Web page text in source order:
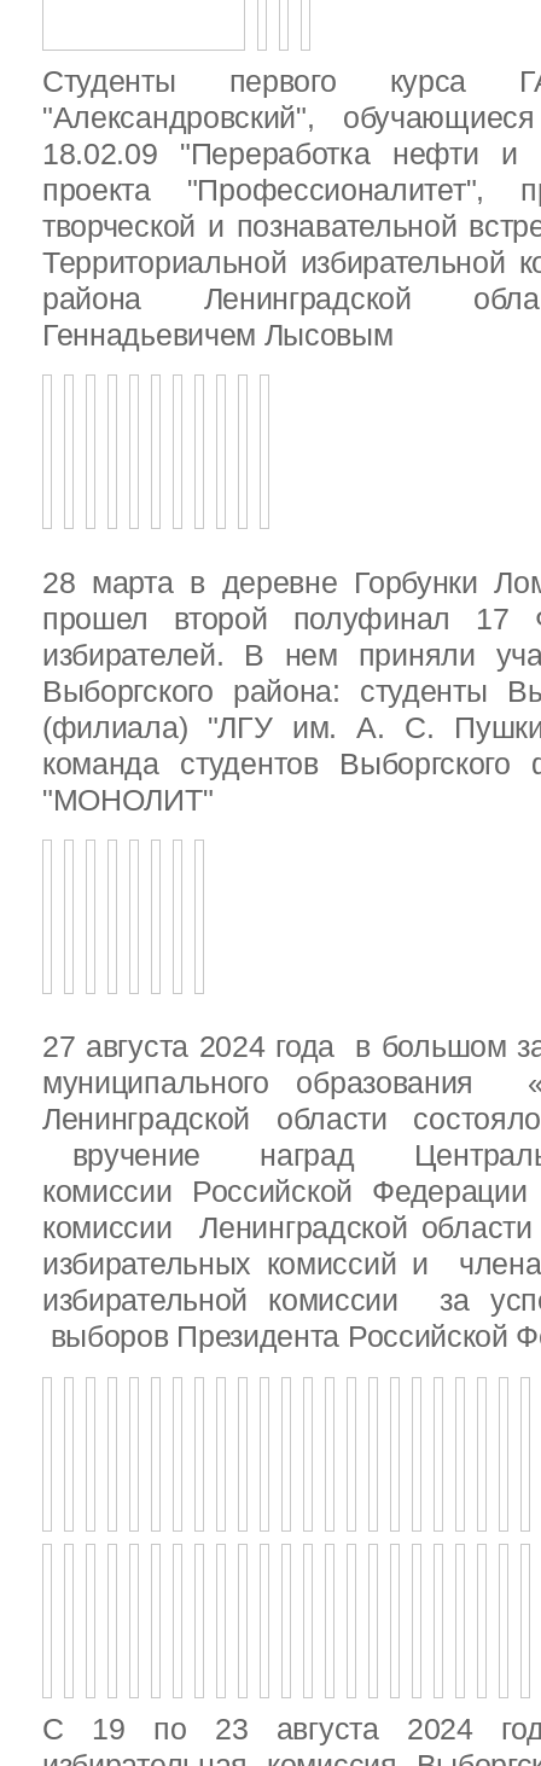
Студенты первого
"Александровский",
18.02.09 "Переработка нефти и
проекта "Профессионалитет",
творческой и познавательной
Территориальной избирательной
района Ленинградской
Геннадьевичем Лысовым
28 марта в деревне Горбунки
прошел второй полуфинал 17
избирателей. В нем приняли
Выборгского района: студенты
(филиала) "ЛГУ им. А. С.
команда студентов
"МОНОЛИТ"
27 августа 2024 года в большом
муниципального образования
Ленинградской области
вручение наград
комиссии Российской
комиссии Ленинградской
избирательных комиссий и
избирательной комиссии за
выборов Президента Российской
С 19 по 23 августа 2024